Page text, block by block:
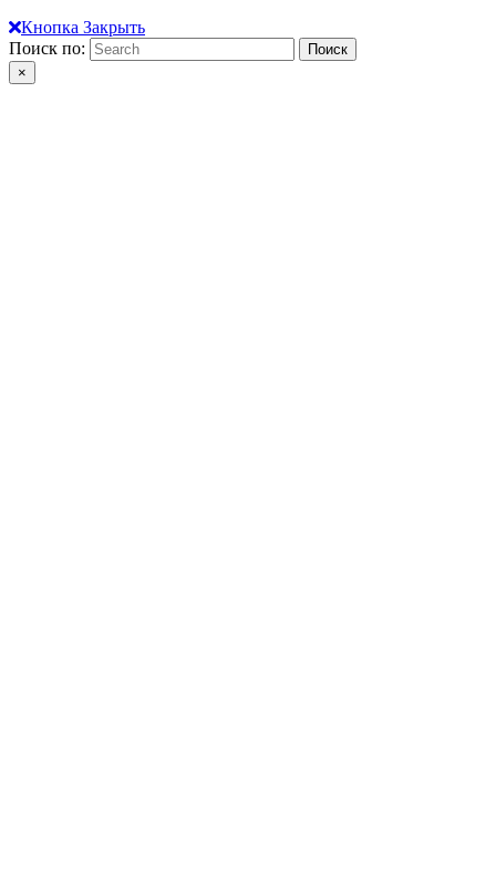
Кнопка Закрыть
Поиск по:
×